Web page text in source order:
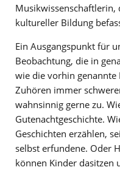
Musikwissenschaftlerin,
kultureller Bildung
Ein Ausgangspunkt für
Beobachtung, die in
wie die vorhin genannte
Zuhören immer
wahnsinnig gerne zu.
Gutenachtgeschichte.
Geschichten erzählen,
selbst erfundene. Oder
können Kinder dasitzen